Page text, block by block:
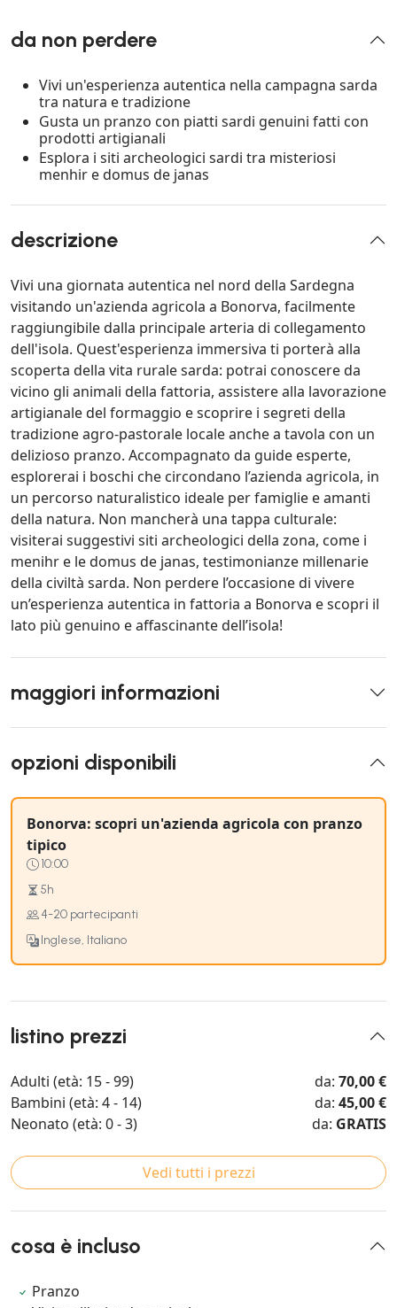
da non perdere
Vivi un'esperienza autentica nella campagna sarda
tra natura e tradizione
Gusta un pranzo con piatti sardi genuini fatti con
prodotti artigianali
Esplora i siti archeologici sardi tra misteriosi
menhir e domus de janas
descrizione
Vivi una giornata autentica nel nord della Sardegna
visitando un'azienda agricola a Bonorva, facilmente
raggiungibile dalla principale arteria di collegamento
dell'isola. Quest'esperienza immersiva ti porterà alla
scoperta della vita rurale sarda: potrai conoscere da
vicino gli animali della fattoria, assistere alla lavorazione
artigianale del formaggio e scoprire i segreti della
tradizione agro-pastorale locale anche a tavola con un
delizioso pranzo. Accompagnato da guide esperte,
esplorerai i boschi che circondano l’azienda agricola, in
un percorso naturalistico ideale per famiglie e amanti
della natura. Non mancherà una tappa culturale:
visiterai suggestivi siti archeologici della zona, come i
menihr e le domus de janas, testimonianze millenarie
della civiltà sarda. Non perdere l’occasione di vivere
un’esperienza autentica in fattoria a Bonorva e scopri il
lato più genuino e affascinante dell’isola!
maggiori informazioni
opzioni disponibili
Bonorva: scopri un'azienda agricola con pranzo
tipico
10:00
5h
4-20 partecipanti
Inglese, Italiano
listino prezzi
Adulti (età: 15 - 99) da: 70,00 €
Bambini (età: 4 - 14)
da: 45,00 €
Neonato (età: 0 - 3)
da: GRATIS
Vedi tutti i prezzi
cosa è incluso
Pranzo